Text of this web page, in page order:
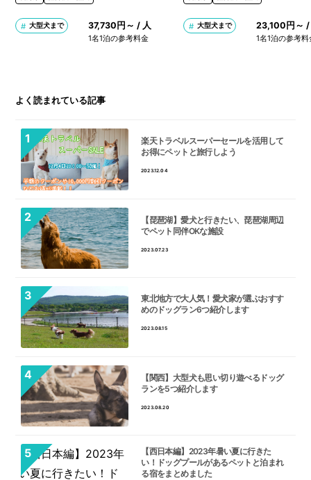
大型犬まで 37,730円～ / 人
1名1泊の参考料金
大型犬まで 23,100円～ /
1名1泊の参考料
よく読まれている記事
楽天トラベルスーパーセールを活用して
お得にペットと旅行しよう
2023.12.04
【琵琶湖】愛犬と行きたい、琵琶湖周辺
でペット同伴OKな施設
2023.07.23
東北地方で大人気！愛犬家が選ぶおすす
めのドッグラン6つ紹介します
2023.08.15
【関西】大型犬も思い切り遊べるドッグ
ランを5つ紹介します
2023.08.20
【西日本編】2023年暑い夏に行きた
い！ドッグプールがあるペットと泊まれ
る宿をまとめました